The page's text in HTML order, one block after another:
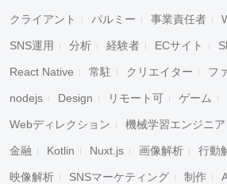
クライアント パルミー 事業責任者
SNS運用 分析 経験者 ECサイト
React Native 常駐 クリエイター フ
nodejs Design リモート可 ゲーム
Webディレクション 機械学習エンジニア
金融 Kotlin Nuxt.js 画像解析 行動
映像解析 SNSマーケティング 制作